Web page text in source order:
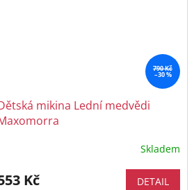
790 Kč
–30 %
mikina Lední medvědi
Skladem
Kč DETAIL